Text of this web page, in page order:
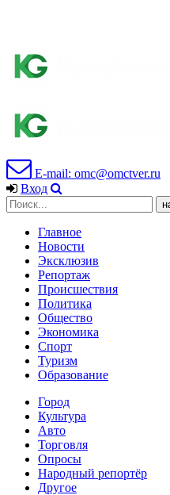
E-mail: omc@omctver.ru
Вход
Главное
Новости
Эксклюзив
Репортаж
Происшествия
Политика
Общество
Экономика
Спорт
Туризм
Образование
Город
Культура
Авто
Торговля
Опросы
Народный репортёр
Другое